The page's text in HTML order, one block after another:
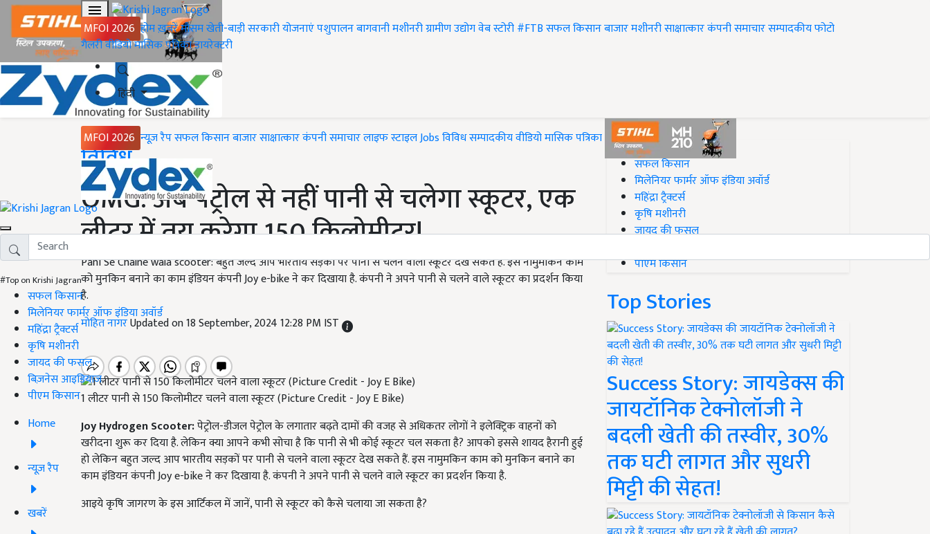
MFOI 2026 होमख़बरेंमौसमखेती-बाड़ीसरकारी योजनाएंपशुपालनबागवानीमशीनरीग्रामीण उद्योगवेब स्टोरी#FTBसफल किसानबाजारमशीनरीसाक्षात्कारकंपनी समाचारसम्पादकीयफोटो
गैलरीवीडियोमासिक पत्रिकाडायरेक्टरी
हिंदी
MFOI 2026 न्यूज़ रैपसफल किसानबाजारसाक्षात्कारकंपनी समाचारलाइफ स्टाइलJobsविविधसम्पादकीयवीडियोमासिक पत्रिका
#Top on Krishi Jagran
सफल किसान
मिलेनियर फार्मर ऑफ इंडिया अवॉर्ड
महिंद्रा ट्रैक्टर्स
कृषि मशीनरी
जायद की फसल
बिज़नेस आइडियाज
पीएम किसान
Home
न्यूज़ रैप
खबरें
Home
विविध
OMG: अब पेट्रोल से नहीं पानी से चलेगा स्कूटर, एक
लीटर में तय करेगा 150 किलोमीटर!
Pani Se Chalne wala scooter: बहुत जल्द आप भारतीय सड़कों पर पानी से चलने वाला स्कूटर देख सकते हैं. इस नामुमकिन काम
को मुनकिन बनाने का काम इंडियन कंपनी Joy e-bike ने कर दिखाया है. कंपनी ने अपने पानी से चलने वाले स्कूटर का प्रदर्शन किया
है.
मोहित नागरUpdated on 18 September, 2024 12:28 PM IST
1 लीटर पानी से 150 किलोमीटर चलने वाला स्कूटर (Picture Credit - Joy E Bike)
Joy Hydrogen Scooter:पेट्रोल-डीजल पेट्रोल के लगातार बढ़ते दामों की वजह से अधिकतर लोगों ने इलेक्ट्रिक वाहनों को
खरीदना शुरू कर दिया है. लेकिन क्या आपने कभी सोचा है कि पानी से भी कोई स्कूटर चल सकता है? आपको इससे शायद हैरानी हुई
हो लेकिन बहुत जल्द आप भारतीय सड़कों पर पानी से चलने वाला स्कूटर देख सकते हैं. इस नामुमकिन काम को मुनकिन बनाने का
काम इंडियन कंपनी Joy e-bike ने कर दिखाया है. कंपनी ने अपने पानी से चलने वाले स्कूटर का प्रदर्शन किया है.
आइये कृषि जागरण के इस आर्टिकल में जानें, पानी से स्कूटर को कैसे चलाया जा सकता है?
#Top on Krishi Jagran
सफल किसान
मिलेनियर फार्मर ऑफ इंडिया अवॉर्ड
महिंद्रा ट्रैक्टर्स
कृषि मशीनरी
जायद की फसल
पीएम किसान
Top Stories
Success Story: जायडेक्स की
जायटॉनिक टेक्नोलॉजी ने
बदली खेती की तस्वीर, 30%
तक घटी लागत और सुधरी
मिट्टी की सेहत!